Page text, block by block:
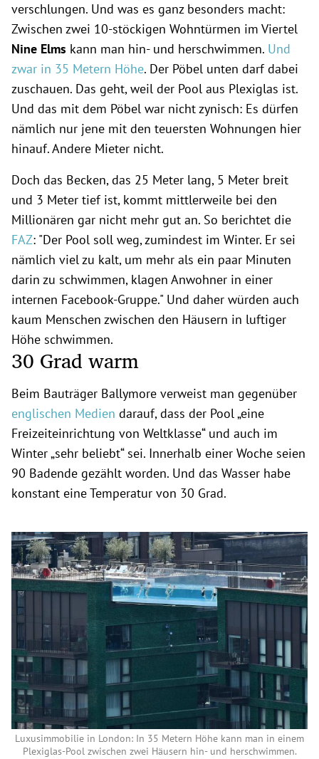
verschlungen. Und was es ganz besonders macht:
Zwischen zwei 10-stöckigen Wohntürmen im Viertel
Nine Elms kann man hin- und herschwimmen. Und
zwar in 35 Metern Höhe. Der Pöbel unten darf dabei
zuschauen. Das geht, weil der Pool aus Plexiglas ist.
Und das mit dem Pöbel war nicht zynisch: Es dürfen
nämlich nur jene mit den teuersten Wohnungen hier
hinauf. Andere Mieter nicht.
Doch das Becken, das 25 Meter lang, 5 Meter breit
und 3 Meter tief ist, kommt mittlerweile bei den
Millionären gar nicht mehr gut an. So berichtet die
FAZ: "Der Pool soll weg, zumindest im Winter. Er sei
nämlich viel zu kalt, um mehr als ein paar Minuten
darin zu schwimmen, klagen Anwohner in einer
internen Facebook-Gruppe." Und daher würden auch
kaum Menschen zwischen den Häusern in luftiger
Höhe schwimmen.
30 Grad warm
Beim Bauträger Ballymore verweist man gegenüber
englischen Medien darauf, dass der Pool „eine
Freizeiteinrichtung von Weltklasse“ und auch im
Winter „sehr beliebt“ sei. Innerhalb einer Woche seien
90 Badende gezählt worden. Und das Wasser habe
konstant eine Temperatur von 30 Grad.
Luxusimmobilie in London: In 35 Metern Höhe kann man in einem
Plexiglas-Pool zwischen zwei Häusern hin- und herschwimmen.